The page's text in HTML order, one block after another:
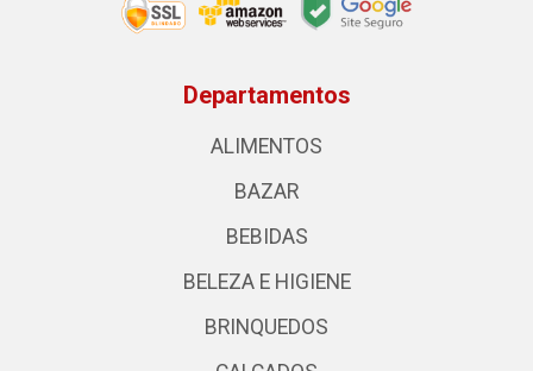
Departamentos
ALIMENTOS
BAZAR
BEBIDAS
BELEZA E HIGIENE
BRINQUEDOS